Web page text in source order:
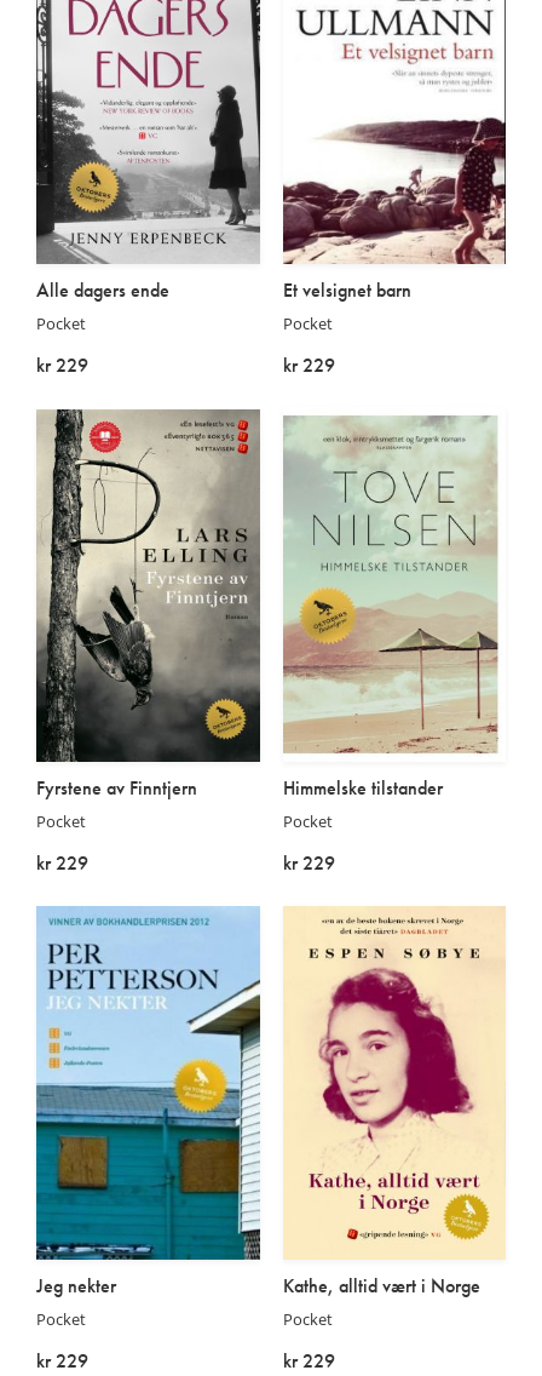
Alle dagers ende
Pocket
kr 229
Et velsignet barn
Pocket
kr 229
Fyrstene av Finntjern
Pocket
kr 229
Himmelske tilstander
Pocket
kr 229
Jeg nekter
Pocket
kr 229
Kathe, alltid vært i Norge
Pocket
kr 229